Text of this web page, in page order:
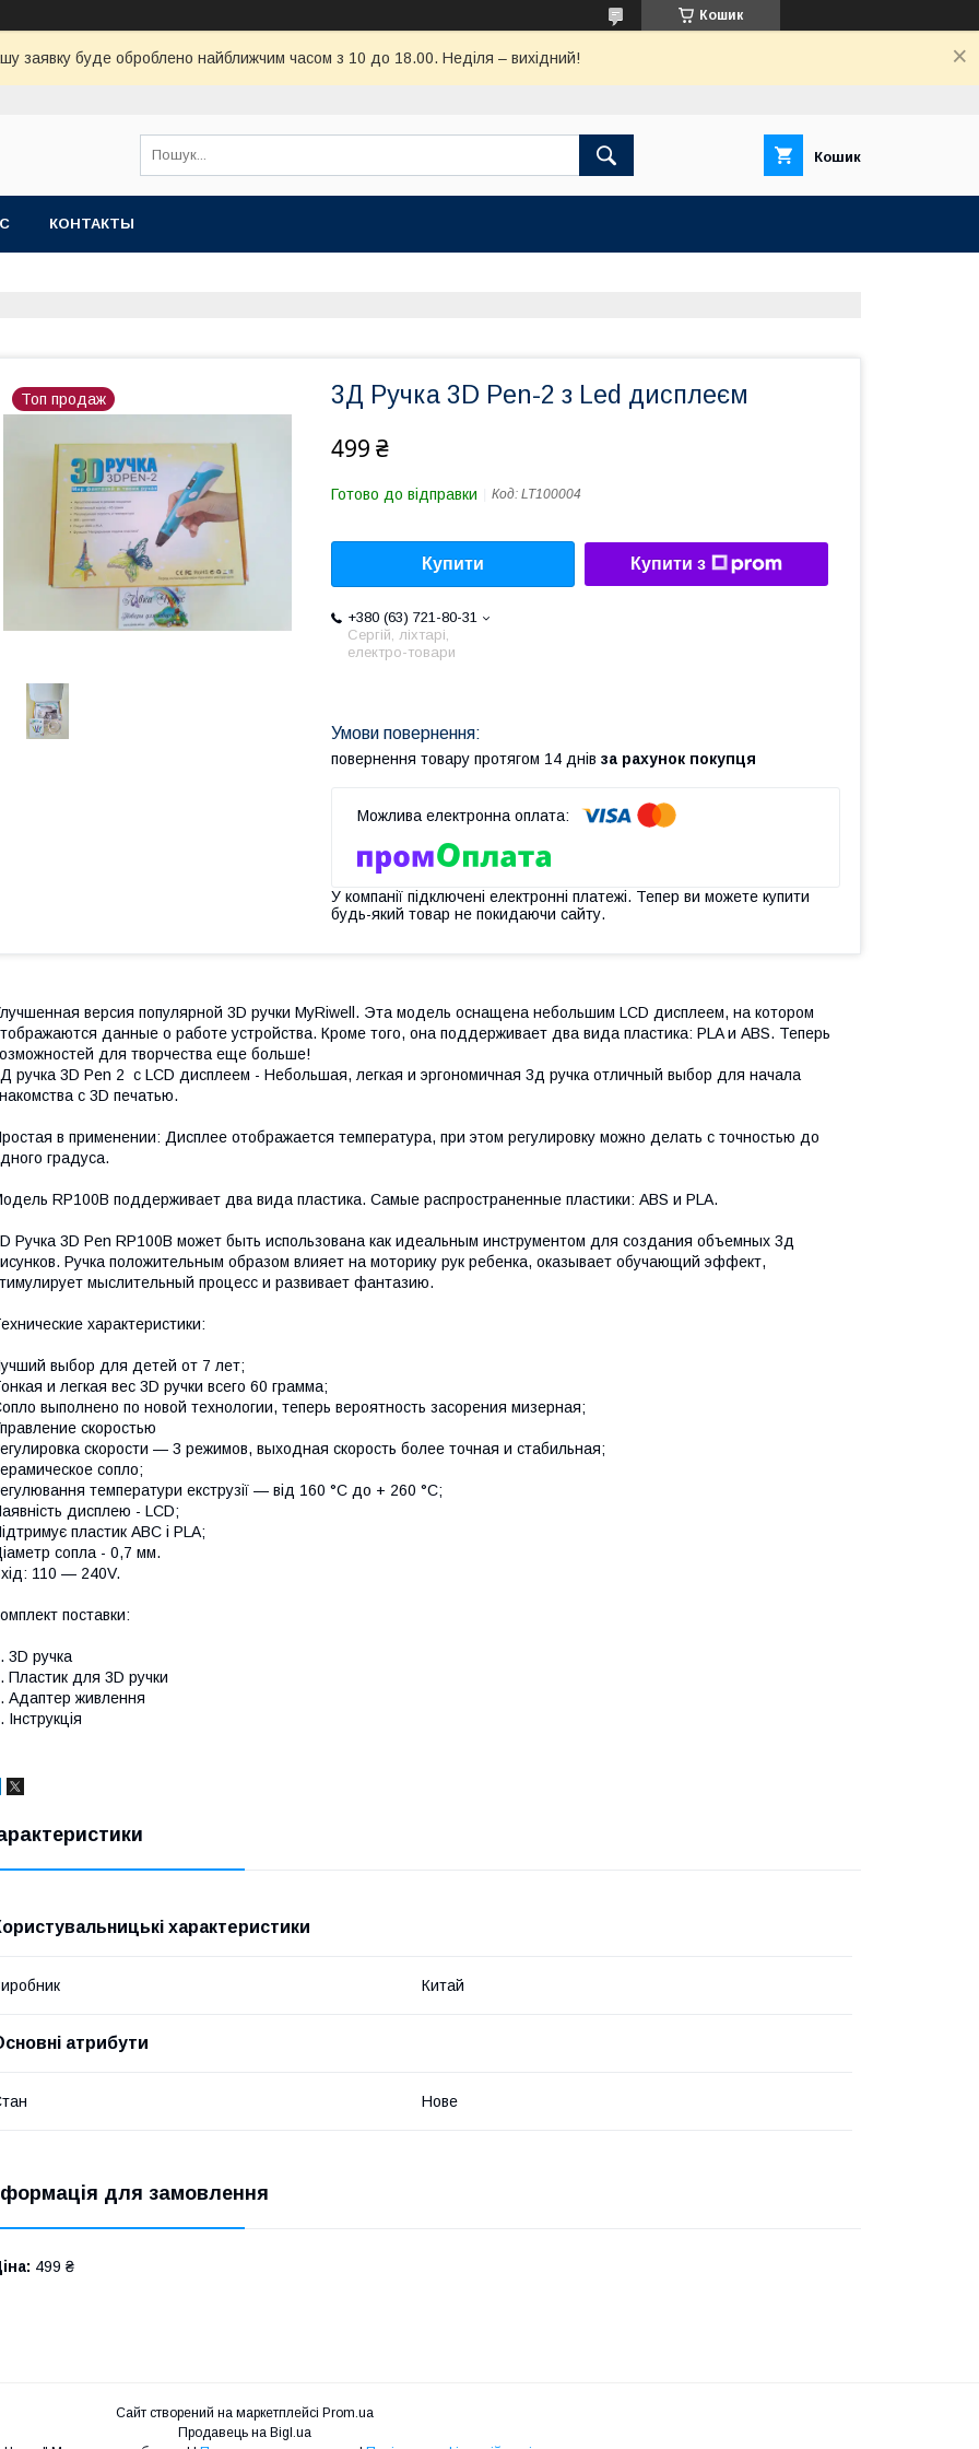
Кошик
заявку буде оброблено найближчим часом з 10 до 18.00. Неділя – вихідний!
Кошик
КОНТАКТЫ
Топ продаж 3Д Ручка 3D Pen-2 з Led дисплеєм
499 ₴
Готово до відправки Код: LT100004
Купити Купити з
+380 (63) 721-80-31
Сергій, ліхтарі,
електро-товари
повернення товару протягом 14 днів за рахунок покупця
У компанії підключені електронні платежі. Тепер ви можете купити
будь-який товар не покидаючи сайту.
версия популярной 3D ручки MyRiwell. Эта модель оснащена небольшим LCD дисплеем, на котором
данные о работе устройства. Кроме того, она поддерживает два вида пластика: PLA и ABS. Теперь
для творчества еще больше!
ручка 3D Pen 2 c LCD дисплеем - Небольшая, легкая и эргономичная 3д ручка отличный выбор для начала
с 3D печатью.
в применении: Дисплее отображается температура, при этом регулировку можно делать с точностью до
градуса.
RP100B поддерживает два вида пластика. Самые распространенные пластики: ABS и PLA.
Ручка 3D Pen RP100B может быть использована как идеальным инструментом для создания объемных 3д
Ручка положительным образом влияет на моторику рук ребенка, оказывает обучающий эффект,
мыслительный процесс и развивает фантазию.
характеристики:
выбор для детей от 7 лет;
и легкая вес 3D ручки всего 60 грамма;
выполнено по новой технологии, теперь вероятность засорения мизерная;
скоростью
скорости — 3 режимов, выходная скорость более точная и стабильная;
сопло;
температури екструзії — від 160 °C до + 260 °C;
дисплею - LCD;
пластик ABC і PLA;
сопла - 0,7 мм.
110 — 240V.
поставки:
3D ручка
Пластик для 3D ручки
Адаптер живлення
Інструкція
характеристики
Китай
атрибути
Нове
для замовлення
499 ₴
Сайт створений на маркетплейсі Prom.ua
Продавець на Bigl.ua